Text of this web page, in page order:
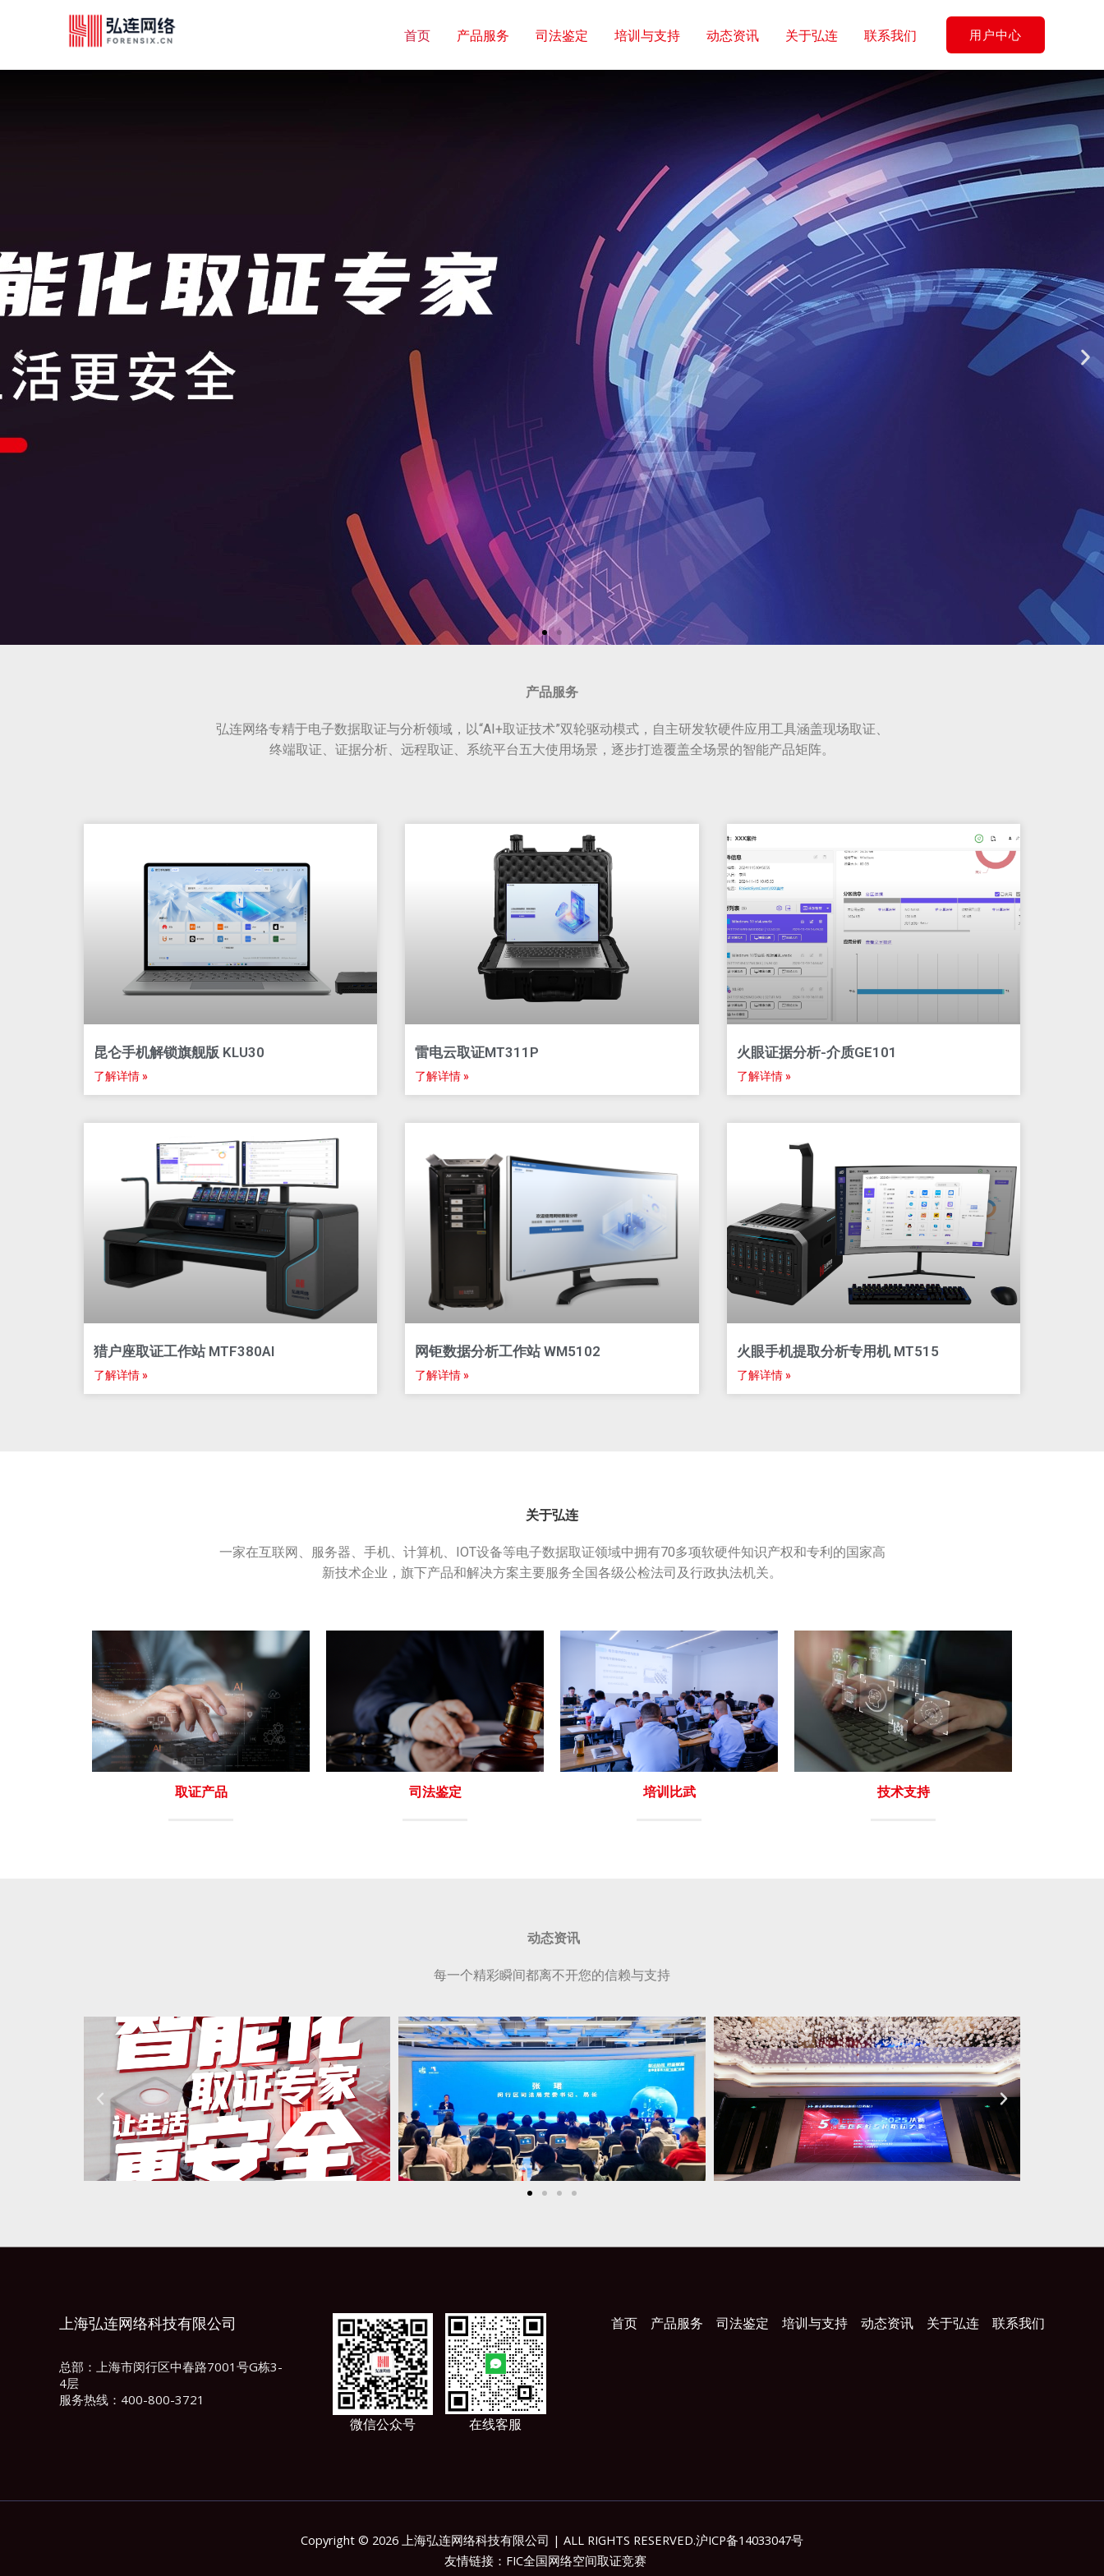
容
首页 产品服务 司法鉴定 培训与支持 动态资讯 关于弘连 联系我们 用户中心
产品服务
弘连网络专精于电子数据取证与分析领域，以“AI+取证技术”双轮驱动模式，自主研发软硬件应用工具涵盖现场取证、
终端取证、证据分析、远程取证、系统平台五大使用场景，逐步打造覆盖全场景的智能产品矩阵。
昆仑手机解锁旗舰版 KLU30
了解详情 »
雷电云取证MT311P
了解详情 »
火眼证据分析-介质GE101
了解详情 »
猎户座取证工作站 MTF380​AI
了解详情 »
网钜数据分析工作站 WM5102​
了解详情 »
火眼手机提取分析专用机 MT515​
了解详情 »
关于弘连
一家在互联网、服务器、手机、计算机、IOT设备等电子数据取证领域中拥有70多项软硬件知识产权和专利的国家高
新技术企业，旗下产品和解决方案主要服务全国各级公检法司及行政执法机关。
取证产品 司法鉴定 培训比武 技术支持
动态资讯
每一个精彩瞬间都离不开您的信赖与支持
上海弘连网络科技有限公司
总部：上海市闵行区中春路7001号G栋3-
4层
服务热线：400-800-3721
微信公众号 在线客服
首页 产品服务 司法鉴定 培训与支持 动态资讯 关于弘连 联系我们
Copyright © 2026 上海弘连网络科技有限公司 | ALL RIGHTS RESERVED.沪ICP备14033047号
友情链接： FIC全国网络空间取证竞赛